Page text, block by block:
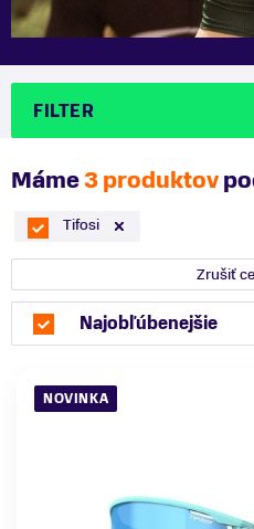
FILTER
Máme3 produktov
Tifosi
Zrušiť
Najobľúbenejšie
NOVINKA